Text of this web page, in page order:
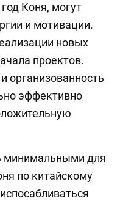
Коня, могут
и мотивации.
новых
проектов.
организованность
эффективно
минимальными для
по китайскому